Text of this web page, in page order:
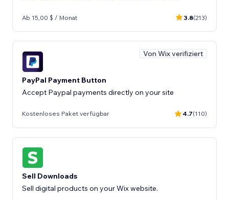
Ab 15,00 $ / Monat 3.8(213)
Von Wix verifiziert
PayPal Payment Button
Accept Paypal payments directly on your site
Kostenloses Paket verfügbar 4.7(110)
Sell Downloads
Sell digital products on your Wix website.